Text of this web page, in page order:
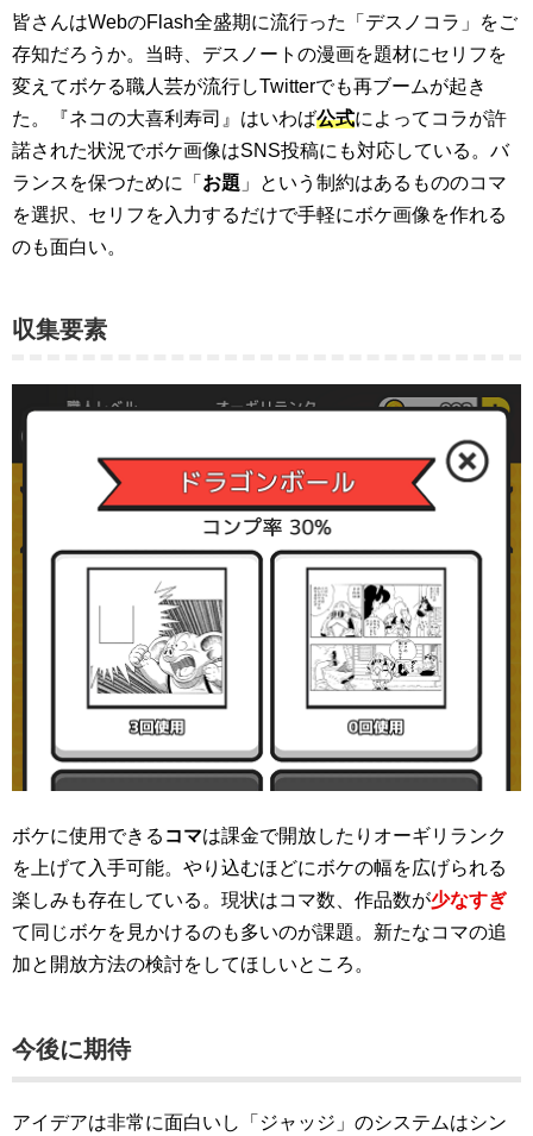
皆さんはWebのFlash全盛期に流行った「デスノコラ」をご
存知だろうか。当時、デスノートの漫画を題材にセリフを
変えてボケる職人芸が流行しTwitterでも再ブームが起き
た。『ネコの大喜利寿司』はいわば公式によってコラが許
諾された状況でボケ画像はSNS投稿にも対応している。バ
ランスを保つために「 お題 」という制約はあるもののコマ
を選択、セリフを入力するだけで手軽にボケ画像を作れる
のも面白い。
収集要素
ボケに使用できる コマは課金で開放したりオーギリランク
を上げて入手可能。やり込むほどにボケの幅を広げられる
楽しみも存在している。現状はコマ数、作品数が少なすぎ
て同じボケを見かけるのも多いのが課題。新たなコマの追
加と開放方法の検討をしてほしいところ。
今後に期待
アイデアは非常に面白いし「ジャッジ」のシステムはシン